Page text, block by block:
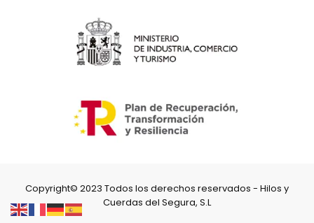
Copyright© 2023 Todos los derechos reservados - Hilos y
Cuerdas del Segura, S.L